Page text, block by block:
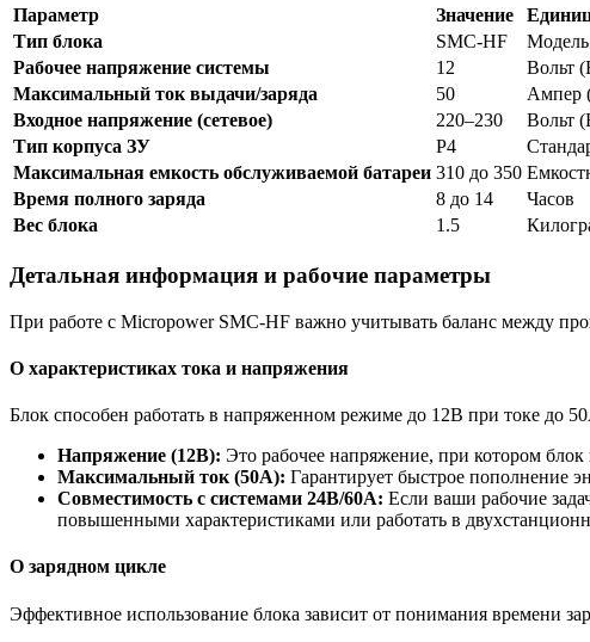
Параметр Значение
Тип блока
SMC-HF Модель
Рабочее напряжение системы
12 Вольт
Максимальный ток выдачи/заряда
50 Ампер
Входное напряжение (сетевое)
220–230 Вольт
Тип корпуса ЗУ
P4
Максимальная емкость обслуживаемой батареи 310 до 350
Время полного заряда
8 до 14 Часов
Вес блока
1.5
Детальная информация и рабочие параметры
При работе с Micropower SMC-HF важно учитывать баланс между
О характеристиках тока и напряжения
Блок способен работать в напряженном режиме до 12В при токе до
Напряжение (12В): Это рабочее напряжение, при котором блок
Максимальный ток (50А): Гарантирует быстрое пополнение
Совместимость с системами 24В/60А: Если ваши рабочие
повышенными характеристиками или работать в
О зарядном цикле
Эффективное использование блока зависит от понимания времени